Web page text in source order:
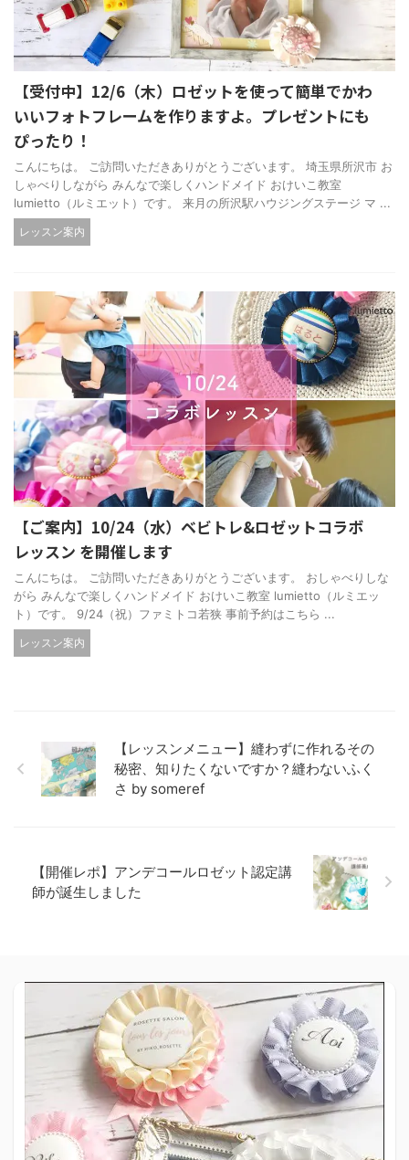
【受付中】12/6（木）ロゼットを使って簡単でかわ
いいフォトフレームを作りますよ。プレゼントにも
ぴったり！
こんにちは。 ご訪問いただきありがとうございます。 埼玉県所沢市 お
しゃべりしながら みんなで楽しくハンドメイド おけいこ教室
lumietto（ルミエット）です。 来月の所沢駅ハウジングステージ マ ...
レッスン案内
【ご案内】10/24（水）ベビトレ&ロゼットコラボ
レッスン を開催します
こんにちは。 ご訪問いただきありがとうございます。 おしゃべりしな
がら みんなで楽しくハンドメイド おけいこ教室 lumietto（ルミエッ
ト）です。 9/24（祝）ファミトコ若狭 事前予約はこちら ...
レッスン案内
【レッスンメニュー】縫わずに作れるその
秘密、知りたくないですか？縫わないふく
さ by someref
【開催レポ】アンデコールロゼット認定講
師が誕生しました